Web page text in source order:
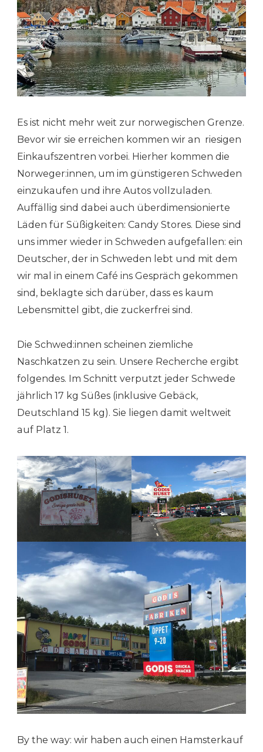
Es ist nicht mehr weit zur norwegischen Grenze.
Bevor wir sie erreichen kommen wir an riesigen
Einkaufszentren vorbei. Hierher kommen die
Norweger:innen, um im günstigeren Schweden
einzukaufen und ihre Autos vollzuladen.
Auffällig sind dabei auch überdimensionierte
Läden für Süßigkeiten: Candy Stores. Diese sind
uns immer wieder in Schweden aufgefallen: ein
Deutscher, der in Schweden lebt und mit dem
wir mal in einem Café ins Gespräch gekommen
sind, beklagte sich darüber, dass es kaum
Lebensmittel gibt, die zuckerfrei sind.
Die Schwed:innen scheinen ziemliche
Naschkatzen zu sein. Unsere Recherche ergibt
folgendes. Im Schnitt verputzt jeder Schwede
jährlich 17 kg Süßes (inklusive Gebäck,
Deutschland 15 kg). Sie liegen damit weltweit
auf Platz 1.
By the way: wir haben auch einen Hamsterkauf